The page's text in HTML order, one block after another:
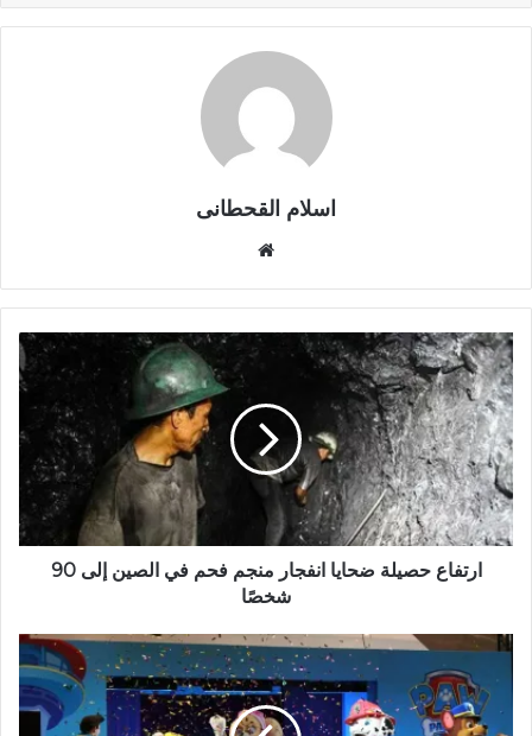
اسلام القحطانى
ق
ع
و
ي
ب
ارتفاع حصيلة ضحايا انفجار منجم فحم في الصين إلى 90
شخصًا